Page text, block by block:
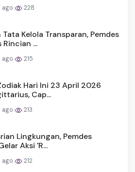
ago 228
Kelola Transparan, Pemdes
Rincian ...
ago 215
Hari Ini 23 April 2026
Cap...
ago 213
Lingkungan, Pemdes
Aksi 'R...
ago 212